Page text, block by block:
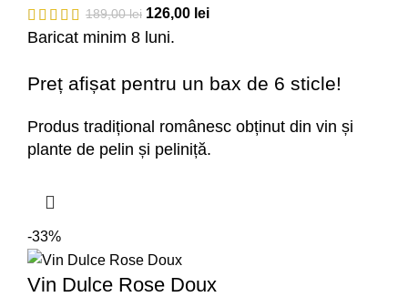
189,00lei 126,00 lei
Baricat minim 8 luni.
Preț afișat pentru un bax de 6 sticle!
Produs tradițional românesc obținut din vin și
plante de pelin și peliniță.
-33%
Vin Dulce Rose Doux